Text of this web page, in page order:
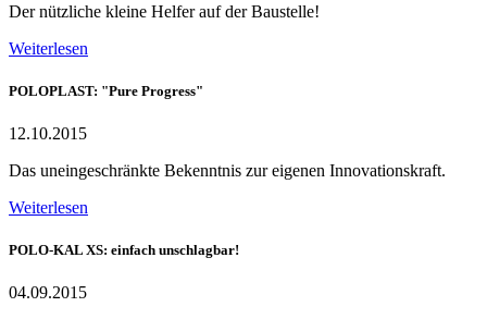
Der nützliche kleine Helfer auf der Baustelle!
Weiterlesen
POLOPLAST: "Pure Progress"
12.10.2015
Das uneingeschränkte Bekenntnis zur eigenen Innovationskraft.
Weiterlesen
POLO-KAL XS: einfach unschlagbar!
04.09.2015